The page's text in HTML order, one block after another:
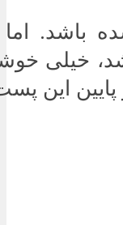
باشد.
خیلی
این